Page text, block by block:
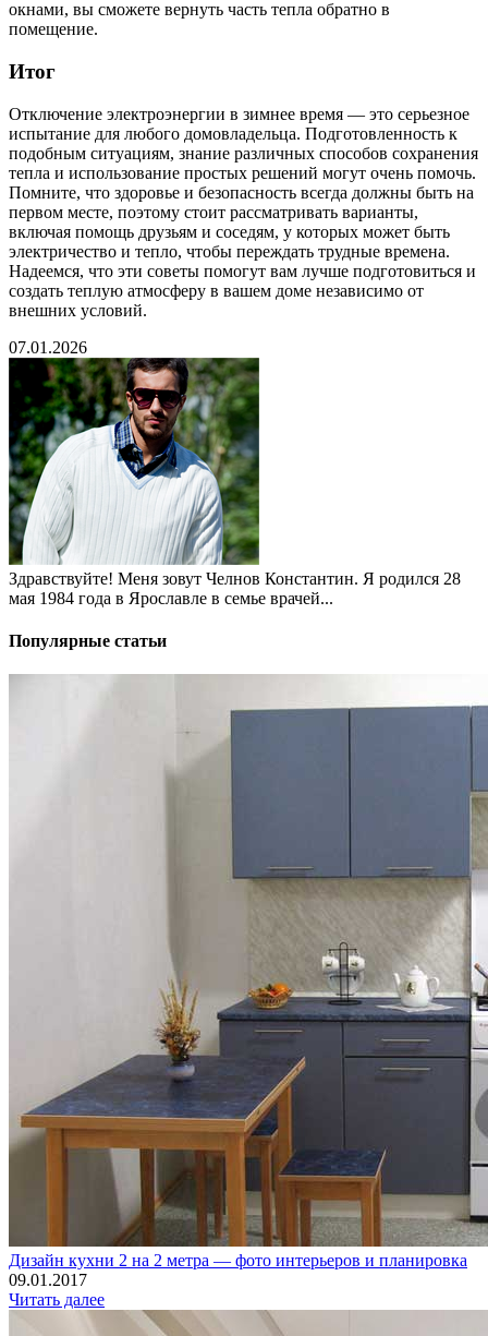
окнами, вы сможете вернуть часть тепла обратно в
помещение.
Итог
Отключение электроэнергии в зимнее время — это серьезное
испытание для любого домовладельца. Подготовленность к
подобным ситуациям, знание различных способов сохранения
тепла и использование простых решений могут очень помочь.
Помните, что здоровье и безопасность всегда должны быть на
первом месте, поэтому стоит рассматривать варианты,
включая помощь друзьям и соседям, у которых может быть
электричество и тепло, чтобы переждать трудные времена.
Надеемся, что эти советы помогут вам лучше подготовиться и
создать теплую атмосферу в вашем доме независимо от
внешних условий.
07.01.2026
Здравствуйте! Меня зовут Челнов Константин. Я родился 28
мая 1984 года в Ярославле в семье врачей...
Популярные статьи
Дизайн кухни 2 на 2 метра — фото интерьеров и планировка
09.01.2017
Читать далее